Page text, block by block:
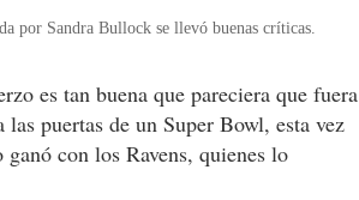
por Sandra Bullock se llevó buenas críticas.
es tan buena que pareciera que fuera
puertas de un Super Bowl, esta vez
con los Ravens, quienes lo